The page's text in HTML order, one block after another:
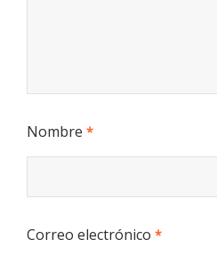
Nombre *
Correo electrónico *